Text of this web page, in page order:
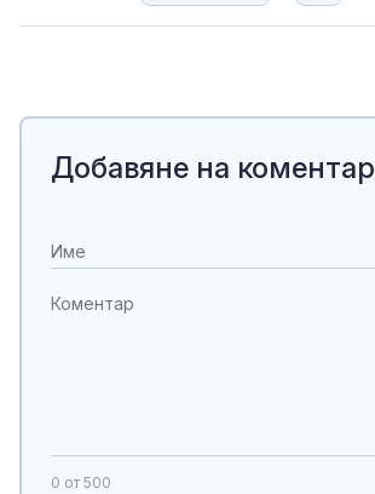
Добавяне на коментар
0 от 500